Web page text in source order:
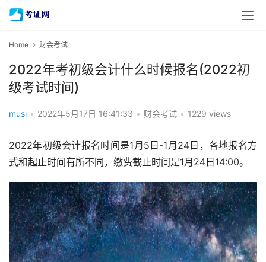
Home 财会考试
2022年考初级会计什么时候报名(2022初
级考试时间)
musi • 2022年5月17日 16:41:33 • 财会考试 • 1229 views
2022年初级会计报名时间是1月5日-1月24日，各地报名方
式和起止时间有所不同，缴费截止时间是1月24日14:00。